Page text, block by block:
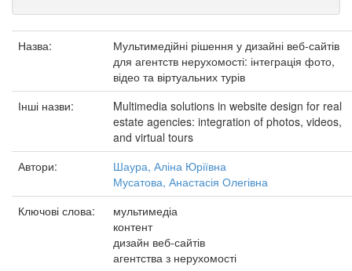
Назва:
Мультимедійні рішення у дизайні веб-сайтів
для агентств нерухомості: інтеграція фото,
відео та віртуальних турів
Інші назви:
Multimedia solutions in website design for real
estate agencies: integration of photos, videos,
and virtual tours
Автори:
Шаура, Аліна Юріївна
Мусатова, Анастасія Олегівна
Ключові слова:
мультимедіа
контент
дизайн веб-сайтів
агентства з нерухомості